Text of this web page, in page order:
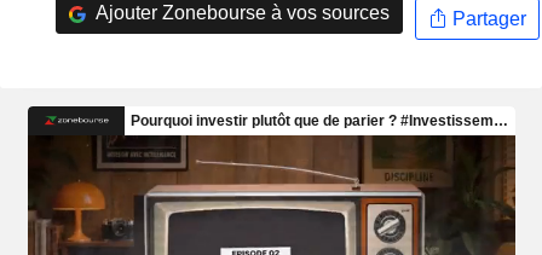
Ajouter Zonebourse à vos sources Partager